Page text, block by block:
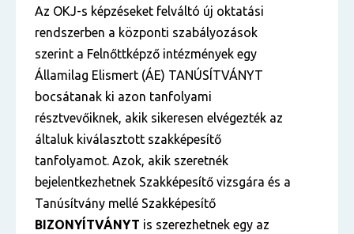
Az OKJ-s képzéseket felváltó új oktatási
rendszerben a központi szabályozások
szerint a Felnőttképző intézmények egy
Államilag Elismert (ÁE) TANÚSÍTVÁNYT
bocsátanak ki azon tanfolyami
résztvevőiknek, akik sikeresen elvégezték az
általuk kiválasztott szakképesítő
tanfolyamot. Azok, akik szeretnék
bejelentkezhetnek Szakképesítő vizsgára és a
Tanúsítvány mellé Szakképesítő
BIZONYÍTVÁNYT is szerezhetnek egy az